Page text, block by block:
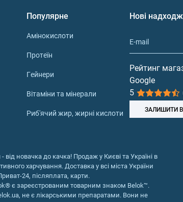
порошок, рідкий екстракт, чай) та цілі
дозування та спосіб застосування.
Для зниження ризику дискомфорту в
реакцій припиніть прийом та
то отримайте схвалення лікаря, перш ніж
випуску та концентрації активних речовин:
Популярне
Амінокислоти
Протеїн
Гейнери
Вітаміни та мінерали
Риб'ячий жир, жирні кислоти
Нові
Рейтинг
Google
5
ЗАЛИШИТИ
новачка до качка! Продаж у Києві та Україні в
харчування. Доставка у всі міста України
24, післяплата, карти.
є зареєстрованим товарним знаком Belok™.
не є лікарськими препаратами. Вони не